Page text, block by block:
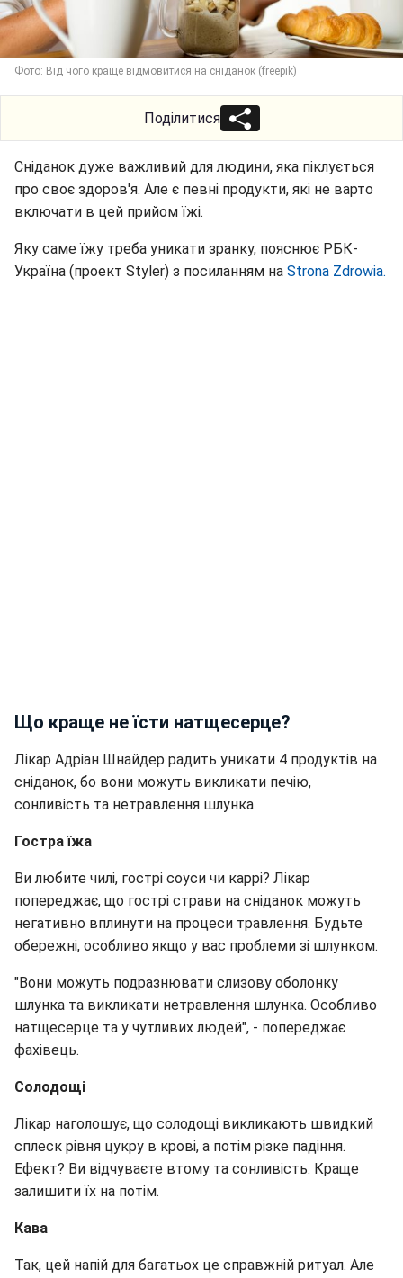
Фото: Від чого краще відмовитися на сніданок (freepik)
Поділитися
Сніданок дуже важливий для людини, яка піклується
про своє здоров'я. Але є певні продукти, які не варто
включати в цей прийом їжі.
Яку саме їжу треба уникати зранку, пояснює РБК-
Україна (проект Styler) з посиланням на Strona Zdrowia.
Що краще не їсти натщесерце?
Лікар Адріан Шнайдер радить уникати 4 продуктів на
сніданок, бо вони можуть викликати печію,
сонливість та нетравлення шлунка.
Гостра їжа
Ви любите чилі, гострі соуси чи каррі? Лікар
попереджає, що гострі страви на сніданок можуть
негативно вплинути на процеси травлення. Будьте
обережні, особливо якщо у вас проблеми зі шлунком.
"Вони можуть подразнювати слизову оболонку
шлунка та викликати нетравлення шлунка. Особливо
натщесерце та у чутливих людей", - попереджає
фахівець.
Солодощі
Лікар наголошує, що солодощі викликають швидкий
сплеск рівня цукру в крові, а потім різке падіння.
Ефект? Ви відчуваєте втому та сонливість. Краще
залишити їх на потім.
Кава
Так, цей напій для багатьох це справжній ритуал. Але